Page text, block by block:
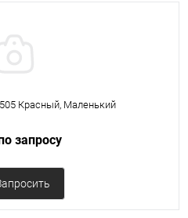
Красный, Маленький
запросу